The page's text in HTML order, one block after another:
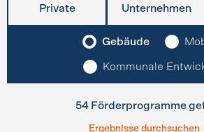
Private Unternehmen
Gebäude
Kommunale
54 Förderprogramme
Ergebnisse durchsuchen